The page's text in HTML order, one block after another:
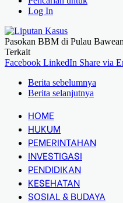
Log In
Pasokan BBM di Pulau
Terkait
Facebook LinkedIn Share via
Berita sebelumnya
Berita selanjutnya
HOME
HUKUM
PEMERINTAHAN
INVESTIGASI
PENDIDIKAN
KESEHATAN
SOSIAL & BUDAYA